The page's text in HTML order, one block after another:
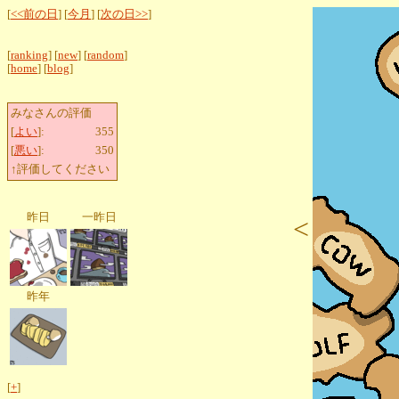
[<<前の日 ] [今月 ] [次の日>>]
[ranking] [new] [random]
[home] [blog]
みなさんの評価
[よい]:
355
[悪い]:
350
↑評価してください
昨日 一昨日
昨年
[+]
<